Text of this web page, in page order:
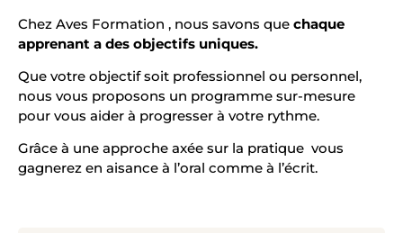
Chez Aves Formation , nous savons que chaque
apprenant a des objectifs uniques.
Que votre objectif soit professionnel ou personnel,
nous vous proposons un programme sur-mesure
pour vous aider à progresser à votre rythme.
Grâce à une approche axée sur la pratique vous
gagnerez en aisance à l’oral comme à l’écrit.